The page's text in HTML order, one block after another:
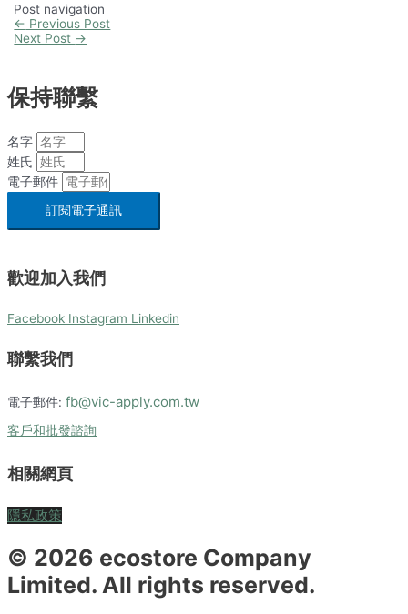
Post navigation
← Previous Post
Next Post →
保持聯繫
名字
姓氏
電子郵件
訂閱電子通訊
歡迎加入我們
Facebook Instagram Linkedin
聯繫我們
電子郵件: fb@vic-apply.com.tw
客戶和批發諮詢
相關網頁
隱私政策
© 2026 ecostore Company
Limited. All rights reserved.